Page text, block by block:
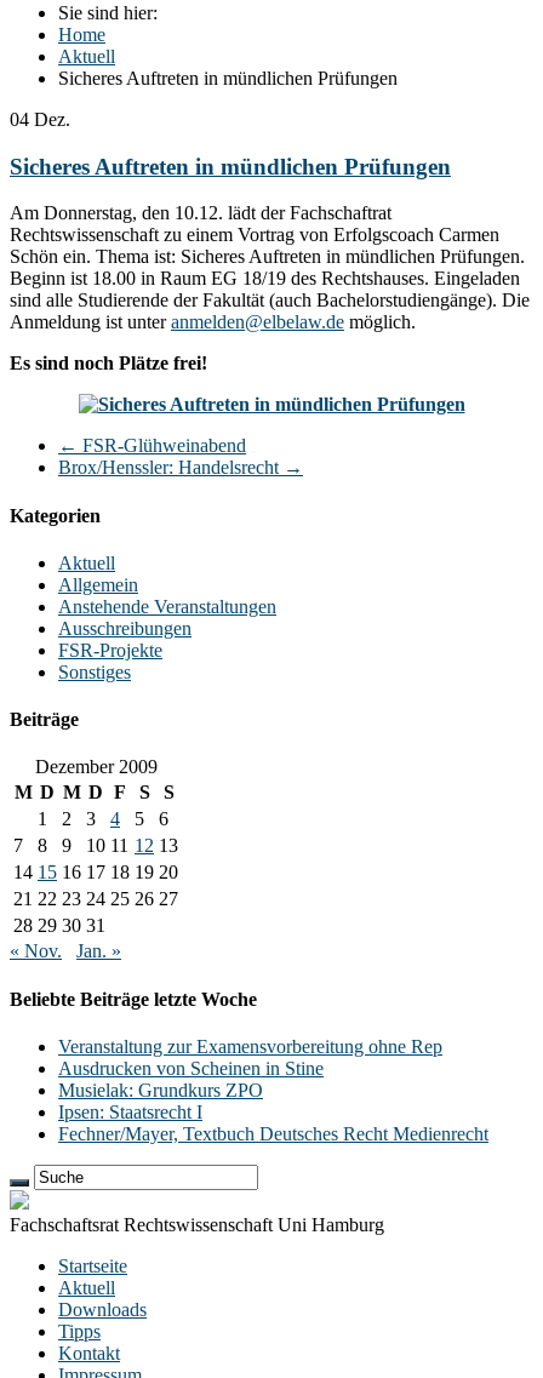
Sie sind hier:
Home
Aktuell
Sicheres Auftreten in mündlichen Prüfungen
04 Dez.
Sicheres Auftreten in mündlichen Prüfungen
Am Donnerstag, den 10.12. lädt der Fachschaftrat
Rechtswissenschaft zu einem Vortrag von Erfolgscoach Carmen
Schön ein. Thema ist: Sicheres Auftreten in mündlichen Prüfungen.
Beginn ist 18.00 in Raum EG 18/19 des Rechtshauses. Eingeladen
sind alle Studierende der Fakultät (auch Bachelorstudiengänge). Die
Anmeldung ist unteranmelden@elbelaw.de möglich.
Es sind noch Plätze frei!
← FSR-Glühweinabend
Brox/Henssler: Handelsrecht →
Kategorien
Aktuell
Allgemein
Anstehende Veranstaltungen
Ausschreibungen
FSR-Projekte
Sonstiges
Beiträge
Dezember 2009
M D M D F S
S
1
2 3 4 5
6
7
8 9 10 11 12 13
14 15 16 17 18 19 20
21 22 23 24 25 26 27
28 29 30 31
« Nov.
Jan. »
Beliebte Beiträge letzte Woche
Veranstaltung zur Examensvorbereitung ohne Rep
Ausdrucken von Scheinen in Stine
Musielak: Grundkurs ZPO
Ipsen: Staatsrecht I
Fechner/Mayer, Textbuch Deutsches Recht Medienrecht
Fachschaftsrat Rechtswissenschaft Uni Hamburg
Startseite
Aktuell
Downloads
Tipps
Kontakt